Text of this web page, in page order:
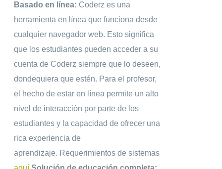
Basado en línea: Coderz es una
herramienta en línea que funciona desde
cualquier navegador web. Esto significa
que los estudiantes pueden acceder a su
cuenta de Coderz siempre que lo deseen,
dondequiera que estén. Para el profesor,
el hecho de estar en línea permite un alto
nivel de interacción por parte de los
estudiantes y la capacidad de ofrecer una
rica experiencia de
aprendizaje. Requerimientos de sistemas